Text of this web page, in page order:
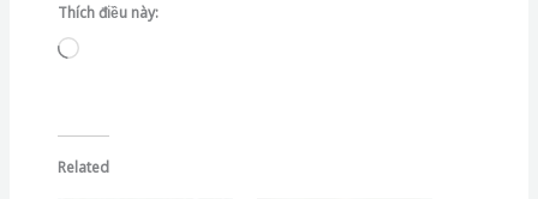
Thích điều này:
Đang
Related